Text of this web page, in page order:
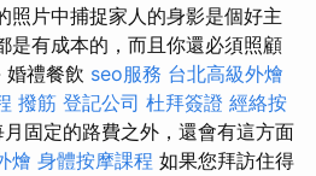
照片中捕捉家人的身影是個好主
是有成本的，而且你還必須照顧
禮餐飲 seo服務 台北高級外燴
撥筋 登記公司 杜拜簽證 經絡按
月固定的路費之外，還會有這方面
燴 身體按摩課程 如果您拜訪住得